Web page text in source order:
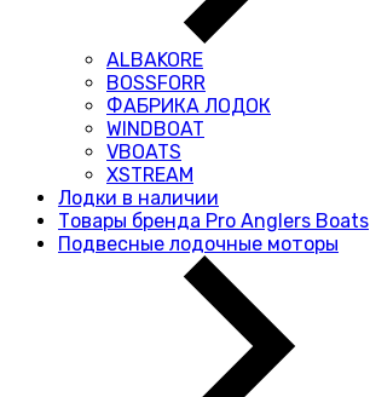
ALBAKORE
BOSSFORR
ФАБРИКА ЛОДОК
WINDBOAT
VBOATS
XSTREAM
Лодки в наличии
Товары бренда Pro Anglers Boats
Подвесные лодочные моторы